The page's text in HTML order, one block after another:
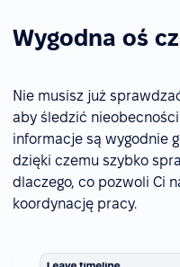
Wygodna oś
Nie musisz już
aby śledzić
informacje są wygodnie
dzięki czemu szybko
dlaczego, co pozwoli Ci
koordynację pracy.